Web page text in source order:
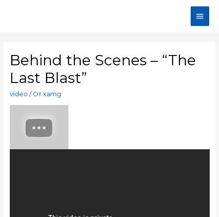
Behind the Scenes – “The
Last Blast”
video / От xamg